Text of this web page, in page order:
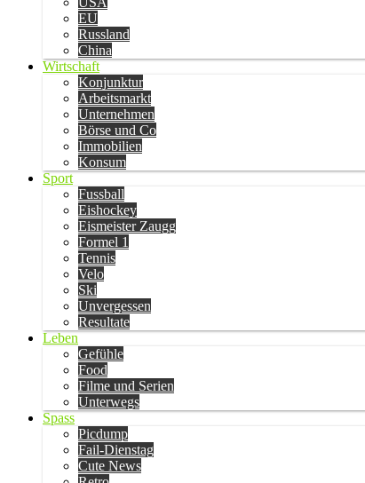
EU
Russland
China
Wirtschaft
Konjunktur
Arbeitsmarkt
Unternehmen
Börse und Co
Immobilien
Konsum
Sport
Fussball
Eishockey
Eismeister Zaugg
Formel 1
Tennis
Velo
Ski
Unvergessen
Resultate
Leben
Gefühle
Food
Filme und Serien
Unterwegs
Spass
Picdump
Fail-Dienstag
Cute News